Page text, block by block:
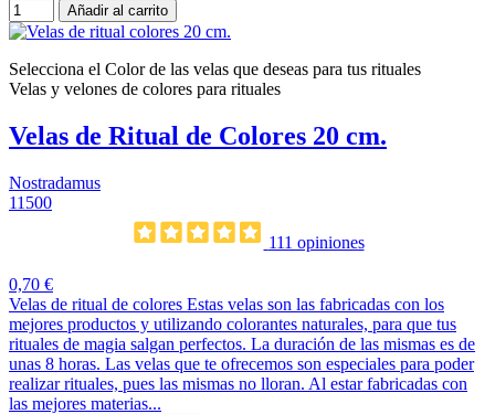
Añadir al carrito
Selecciona el Color de las velas que deseas para tus rituales
Velas y velones de colores para rituales
Velas de Ritual de Colores 20 cm.
Nostradamus
11500
111 opiniones
0,70 €
Velas de ritual de colores Estas velas son las fabricadas con los
mejores productos y utilizando colorantes naturales, para que tus
rituales de magia salgan perfectos. La duración de las mismas es de
unas 8 horas. Las velas que te ofrecemos son especiales para poder
realizar rituales, pues las mismas no lloran. Al estar fabricadas con
las mejores materias...